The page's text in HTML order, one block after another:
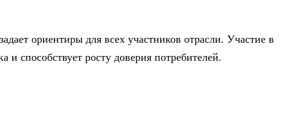
ориентиры для всех участников отрасли. Участие в
способствует росту доверия потребителей.